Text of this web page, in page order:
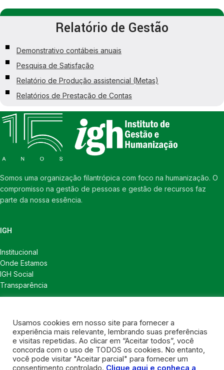
Relatório de Gestão
Demonstrativo contábeis anuais
Pesquisa de Satisfação
Relatório de Produção assistencial (Metas)
Relatórios de Prestação de Contas
Somos uma organização filantrópica com foco na humanização. O
compromisso na gestão de pessoas e gestão de recursos faz
parte da nossa essência.
IGH
Institucional
Onde Estamos
IGH Social
Transparência
Notícias
Política de Privacidade
CONTATOS
Usamos cookies em nosso site para fornecer a
experiência mais relevante, lembrando suas preferências
e visitas repetidas. Ao clicar em “Aceitar todos”, você
concorda com o uso de TODOS os cookies. No entanto,
você pode visitar "Aceitar parcial" para fornecer um
consentimento controlado. Clique aqui e conheça a